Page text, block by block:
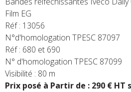
Film EG
Réf : 13056
N°d'homologation TPESC 87097
Réf : 680 et 690
N° d'homologation TPESC 87099
Visibilité : 80 m
Prix posé à Partir de : 290 € HT